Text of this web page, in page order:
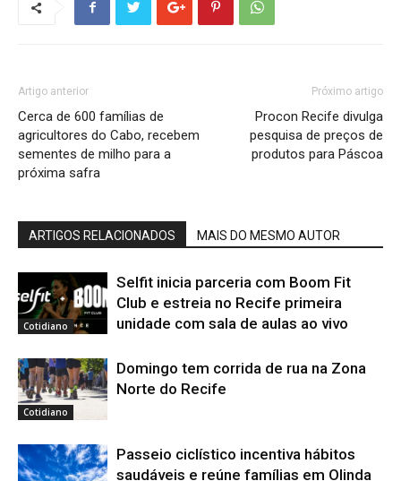
Artigo anterior
Cerca de 600 famílias de
agricultores do Cabo, recebem
sementes de milho para a
próxima safra
Próximo artigo
Procon Recife divulga
pesquisa de preços de
produtos para Páscoa
ARTIGOS RELACIONADOS MAIS DO MESMO AUTOR
Cotidiano
Selfit inicia parceria com Boom Fit
Club e estreia no Recife primeira
unidade com sala de aulas ao vivo
Cotidiano
Domingo tem corrida de rua na Zona
Norte do Recife
Passeio ciclístico incentiva hábitos
saudáveis e reúne famílias em Olinda